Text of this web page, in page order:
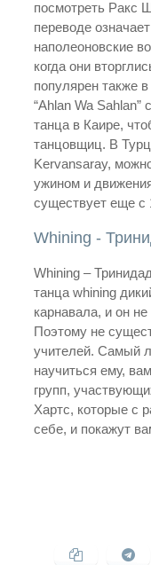
посмотреть Ракс
переводе
наполеоновские
когда они
популярен также
“Ahlan Wa Sahlan”
танца в Каире,
танцовщиц. В
Kervansaray,
ужином и
существует еще с
Whining -
Whining –
танца whining
карнавала, и он
Поэтому не
учителей. Самый
научиться ему,
групп,
Хартс, которые с
себе, и покажут